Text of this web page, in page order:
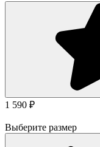
1 590 ₽
Выберите размер